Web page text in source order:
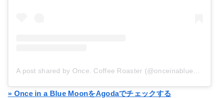
A post shared by Once. Coffee Roaster (@onceinabluemoon.cnx)
» Once in a Blue MoonをAgodaでチェックする